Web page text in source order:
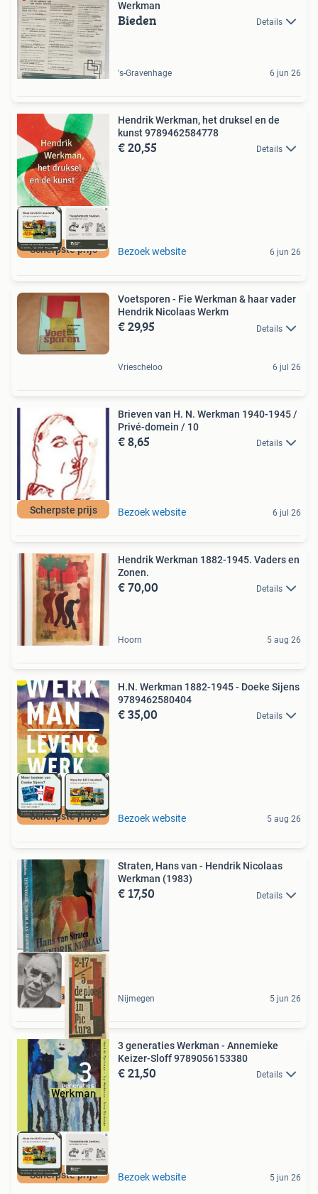
Werkman
Bieden Details
's-Gravenhage 6 jun 26
Scherpste prijs
Hendrik Werkman, het druksel en de
kunst 9789462584778
€ 20,55 Details
Bezoek website 6 jun 26
Voetsporen - Fie Werkman & haar vader
Hendrik Nicolaas Werkm
€ 29,95 Details
Vriescheloo 6 jul 26
Scherpste prijs
Brieven van H. N. Werkman 1940-1945 /
Privé-domein / 10
€ 8,65 Details
Bezoek website 6 jul 26
Hendrik Werkman 1882-1945. Vaders en
Zonen.
€ 70,00 Details
Hoorn 5 aug 26
Scherpste prijs
H.N. Werkman 1882-1945 - Doeke Sijens
9789462580404
€ 35,00 Details
Bezoek website 5 aug 26
Het paradijs
Straten, Hans van - Hendrik Nicolaas
Werkman (1983)
€ 17,50 Details
Nijmegen 5 jun 26
Scherpste prijs
3 generaties Werkman - Annemieke
Keizer-Sloff 9789056153380
€ 21,50 Details
Bezoek website 5 jun 26